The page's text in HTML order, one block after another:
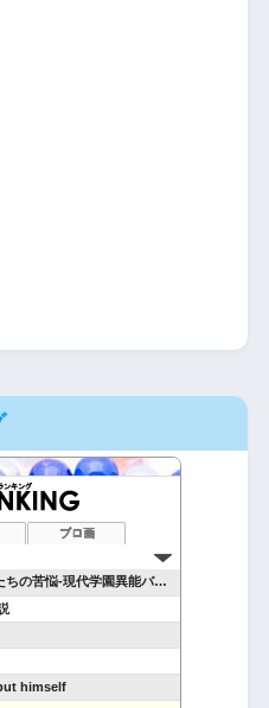
ブロ画
の苦悩-現代学園異能バトル-
himself